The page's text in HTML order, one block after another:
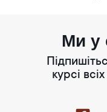
Ми у
курсі